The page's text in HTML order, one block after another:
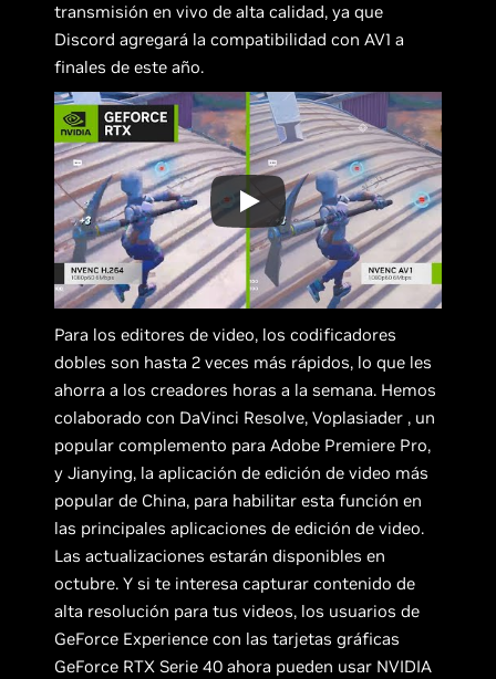
transmisión en vivo de alta calidad, ya que
Discord agregará la compatibilidad con AV1 a
finales de este año.
Para los editores de video, los codificadores
dobles son hasta 2 veces más rápidos, lo que les
ahorra a los creadores horas a la semana. Hemos
colaborado con DaVinci Resolve, Voplasiader , un
popular complemento para Adobe Premiere Pro,
y Jianying, la aplicación de edición de video más
popular de China, para habilitar esta función en
las principales aplicaciones de edición de video.
Las actualizaciones estarán disponibles en
octubre. Y si te interesa capturar contenido de
alta resolución para tus videos, los usuarios de
GeForce Experience con las tarjetas gráficas
GeForce RTX Serie 40 ahora pueden usar NVIDIA